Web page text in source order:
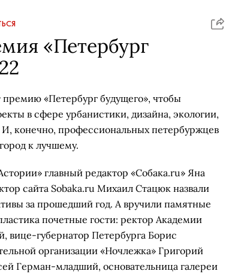
«Петербург
«Петербург будущего», чтобы
в сфере урбанистики, дизайна, экологии,
конечно, профессиональных петербуржцев
к лучшему.
главный редактор «Собака.ru» Яна
сайта Sobaka.ru Михаил Стацюк назвали
за прошедший год. А вручили памятные
почетные гости: ректор Академии
вице-губернатор Петербурга Борис
организации «Ночлежка» Григорий
Герман-младший, основательница галереи